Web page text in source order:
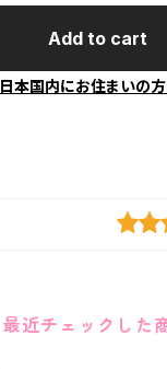
Add to cart
日本国内にお住まいの
最近チェックした